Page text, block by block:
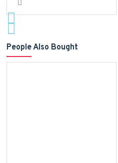
People Also Bought